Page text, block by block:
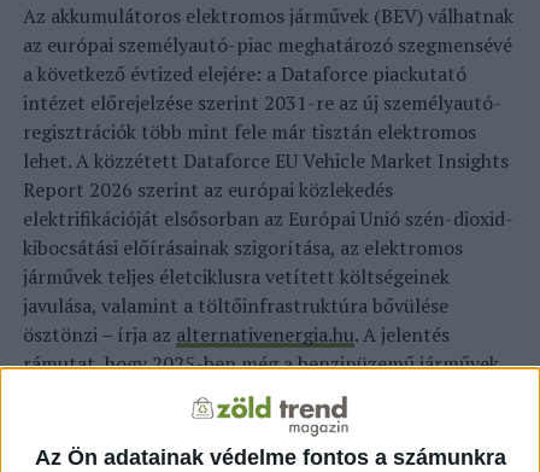
Az Ön adatainak védelme fontos a számunkra
Az akkumulátoros elektromos járművek (BEV) válhatnak
az európai személyautó-piac meghatározó szegmensévé
a következő évtized elejére: a Dataforce piackutató
intézet előrejelzése szerint 2031-re az új személyautó-
regisztrációk több mint fele már tisztán elektromos
lehet. A közzétett Dataforce EU Vehicle Market Insights
Report 2026 szerint az európai közlekedés
elektrifikációját elsősorban az Európai Unió szén-dioxid-
kibocsátási előírásainak szigorítása, az elektromos
járművek teljes életciklusra vetített költségeinek
javulása, valamint a töltőinfrastruktúra bővülése
ösztönzi – írja az alternativenergia.hu. A jelentés
rámutat, hogy 2025-ben még a benzinüzemű járművek
rendelkeztek a legnagyobb piaci részesedéssel, ám
arányuk folyamatosan csökken. A Dataforce várakozásai
szerint az elektromos autók még 2030 előtt